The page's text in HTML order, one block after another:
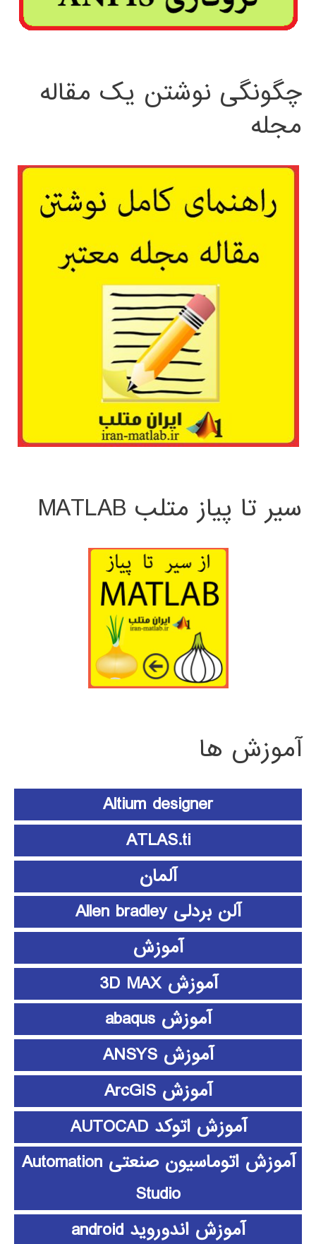
چگونگی نوشتن یک مقاله
مجله
سیر تا پیاز متلب MATLAB
آموزش ها
Altium designer
ATLAS.ti
آلمان
آلن بردلی Allen bradley
آموزش
آموزش 3D MAX
آموزش abaqus
آموزش ANSYS
آموزش ArcGIS
آموزش اتوکد AUTOCAD
آموزش اتوماسیون صنعتی Automation
Studio
آموزش اندوروید android